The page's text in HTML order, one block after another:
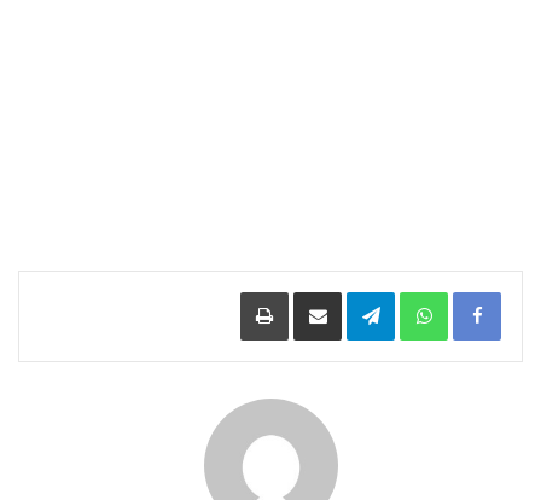
Facebook
WhatsApp
Telegramمشاركة عبر البريد طباعة